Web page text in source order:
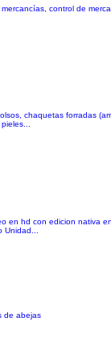
control de
chaquetas forradas
hd con edicion nativa
de abejas